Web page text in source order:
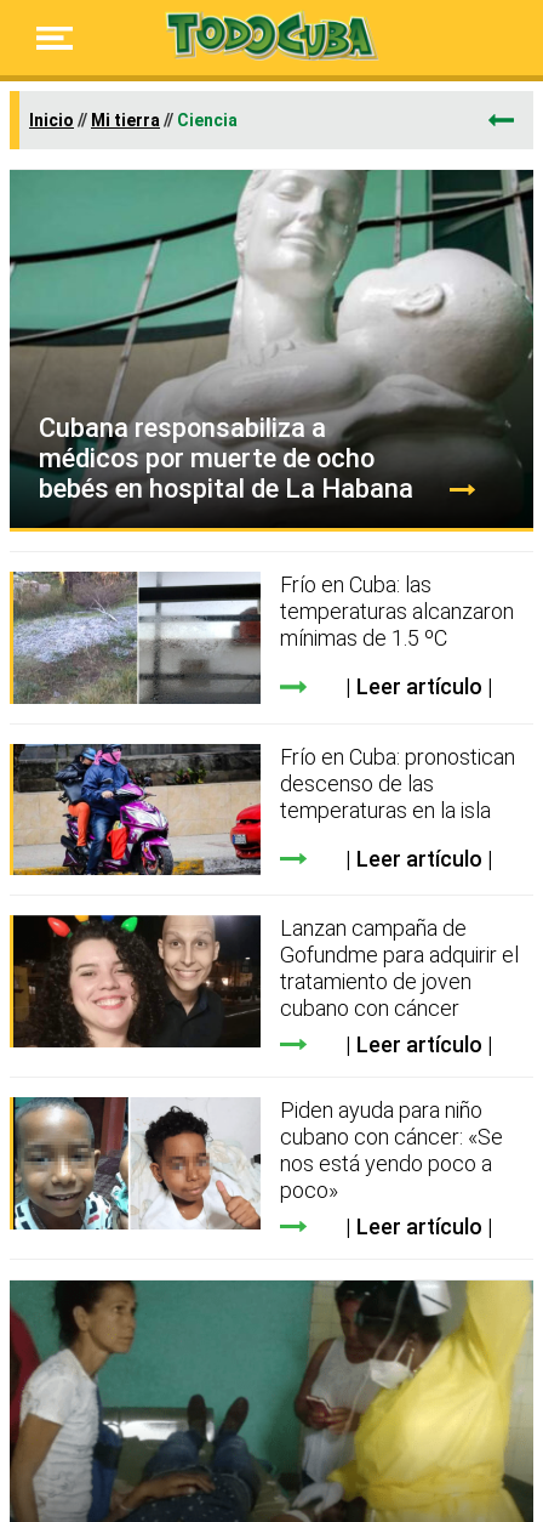
Inicio // Mi tierra // Ciencia
Cubana responsabiliza a
médicos por muerte de ocho
bebés en hospital de La Habana
Frío en Cuba: las
temperaturas alcanzaron
mínimas de 1.5 ºC
Leer artículo
Frío en Cuba: pronostican
descenso de las
temperaturas en la isla
Leer artículo
Lanzan campaña de
Gofundme para adquirir el
tratamiento de joven
cubano con cáncer
Leer artículo
Piden ayuda para niño
cubano con cáncer: «Se
nos está yendo poco a
poco»
Leer artículo